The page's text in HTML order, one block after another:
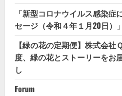
「新型コロナウイルス感染症
セージ（令和４年１月20日）」
【緑の花の定期便】株式会
度、緑の花とストーリーをお
し
Forum